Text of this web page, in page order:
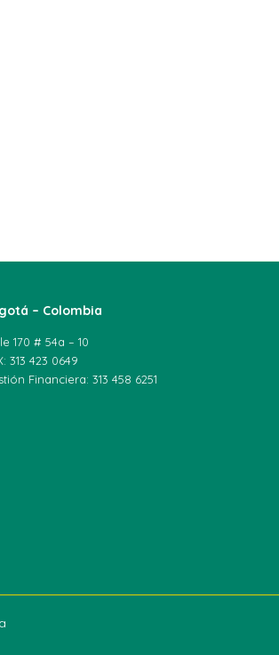
– Colombia
170 # 54a – 10
313 423 0649
Financiera: 313 458 6251